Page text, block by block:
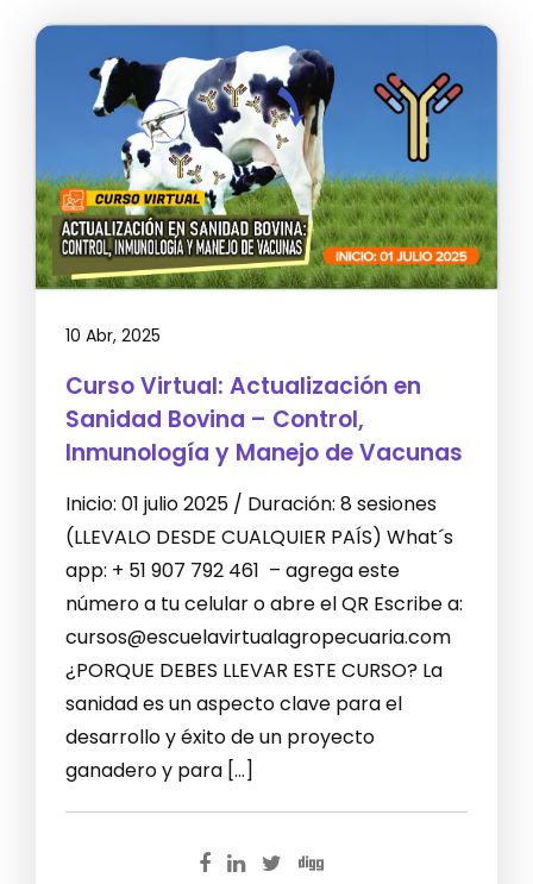
10 Abr, 2025
Curso Virtual: Actualización en
Sanidad Bovina – Control,
Inmunología y Manejo de Vacunas
Inicio: 01 julio 2025 / Duración: 8 sesiones
(LLEVALO DESDE CUALQUIER PAÍS) What´s
app: + 51 907 792 461 – agrega este
número a tu celular o abre el QR Escribe a:
cursos@escuelavirtualagropecuaria.com
¿PORQUE DEBES LLEVAR ESTE CURSO? La
sanidad es un aspecto clave para el
desarrollo y éxito de un proyecto
ganadero y para […]